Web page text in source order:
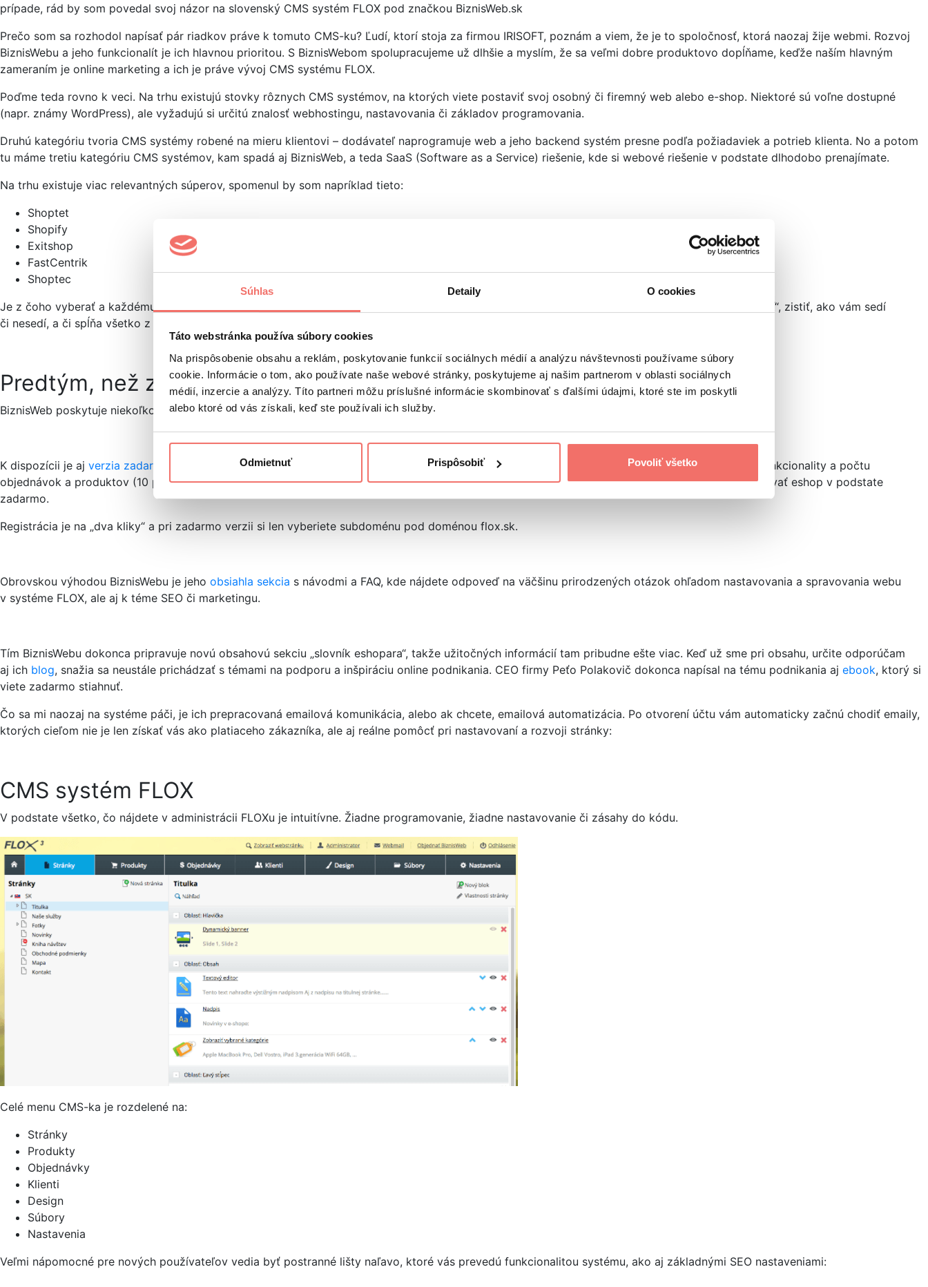
Súhlas Detaily O cookies
Táto webstránka používa súbory cookies
Na prispôsobenie obsahu a reklám, poskytovanie funkcií sociálnych médií a analýzu návštevnosti používame súbory
cookie. Informácie o tom, ako používate naše webové stránky, poskytujeme aj našim partnerom v oblasti sociálnych
médií, inzercie a analýzy. Títo partneri môžu príslušné informácie skombinovať s ďalšími údajmi, ktoré ste im poskytli
alebo ktoré od vás získali, keď ste používali ich služby.
Odmietnuť Prispôsobiť Povoliť všetko
prípade, rád by som povedal svoj názor na slovenský CMS systém FLOX pod značkou BiznisWeb.sk
Prečo som sa rozhodol napísať pár riadkov práve k tomuto CMS-ku? Ľudí, ktorí stoja za firmou IRISOFT, poznám a viem, že je to spoločnosť, ktorá naozaj žije webmi. Rozvoj
BiznisWebu a jeho funkcionalít je ich hlavnou prioritou. S BiznisWebom spolupracujeme už dlhšie a myslím, že sa veľmi dobre produktovo dopĺňame, keďže naším hlavným
zameraním je online marketing a ich je práve vývoj CMS systému FLOX.
Poďme teda rovno k veci. Na trhu existujú stovky rôznych CMS systémov, na ktorých viete postaviť svoj osobný či firemný web alebo e-shop. Niektoré sú voľne dostupné
(napr. známy WordPress), ale vyžadujú si určitú znalosť webhostingu, nastavovania či základov programovania.
Druhú kategóriu tvoria CMS systémy robené na mieru klientovi – dodávateľ naprogramuje web a jeho backend systém presne podľa požiadaviek a potrieb klienta. No a potom
tu máme tretiu kategóriu CMS systémov, kam spadá aj BiznisWeb, a teda SaaS (Software as a Service) riešenie, kde si webové riešenie v podstate dlhodobo prenajímate.
Na trhu existuje viac relevantných súperov, spomenul by som napríklad tieto:
Shoptet
Shopify
Exitshop
FastCentrik
Shoptec
Je z čoho vyberať a každému odporúčam pozrieť si viac systémov. Väčšina z nich ponúka testovaciu verziu zadarmo, kde si môžete CMS „ohmatať“, zistiť, ako vám sedí
či nesedí, a či spĺňa všetko z pohľadu funkcionality.
Predtým, než začnete
BiznisWeb poskytuje niekoľko základných balíčkov (cenové zvýhodnenia sú pri dlhších predplateniach):
K dispozícii je aj verzia zadarmo
(demo verzia platených balíčkov je zadarmo na 15 + 15 dní), ktorá má prirodzene svoje obmedzenia z pohľadu funkcionality a počtu
objednávok a produktov (10 produktov a 100 objednávok mesačne). Ak však začínate a idete na to postupne, možno je to fajn cesta, ako naštartovať eshop v podstate
zadarmo.
Registrácia je na „dva kliky“ a pri zadarmo verzii si len vyberiete subdoménu pod doménou flox.sk.
Obrovskou výhodou BiznisWebu je jeho obsiahla sekcia s návodmi a FAQ, kde nájdete odpoveď na väčšinu prirodzených otázok ohľadom nastavovania a spravovania webu
v systéme FLOX, ale aj k téme SEO či marketingu.
Tím BiznisWebu dokonca pripravuje novú obsahovú sekciu „slovník eshopara“, takže užitočných informácií tam pribudne ešte viac. Keď už sme pri obsahu, určite odporúčam
aj ich blog, snažia sa neustále prichádzať s témami na podporu a inšpiráciu online podnikania. CEO firmy Peťo Polakovič dokonca napísal na tému podnikania aj ebook, ktorý si
viete zadarmo stiahnuť.
Čo sa mi naozaj na systéme páči, je ich prepracovaná emailová komunikácia, alebo ak chcete, emailová automatizácia. Po otvorení účtu vám automaticky začnú chodiť emaily,
ktorých cieľom nie je len získať vás ako platiaceho zákazníka, ale aj reálne pomôcť pri nastavovaní a rozvoji stránky:
CMS systém FLOX
V podstate všetko, čo nájdete v administrácii FLOXu je intuitívne. Žiadne programovanie, žiadne nastavovanie či zásahy do kódu.
Celé menu CMS-ka je rozdelené na:
Stránky
Produkty
Objednávky
Klienti
Design
Súbory
Nastavenia
Veľmi nápomocné pre nových používateľov vedia byť postranné lišty naľavo, ktoré vás prevedú funkcionalitou systému, ako aj základnými SEO nastaveniami: